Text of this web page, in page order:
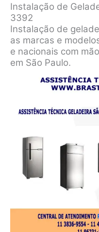
Instalação de
3392
Instalação de
as marcas e
e nacionais com
em São Paulo.